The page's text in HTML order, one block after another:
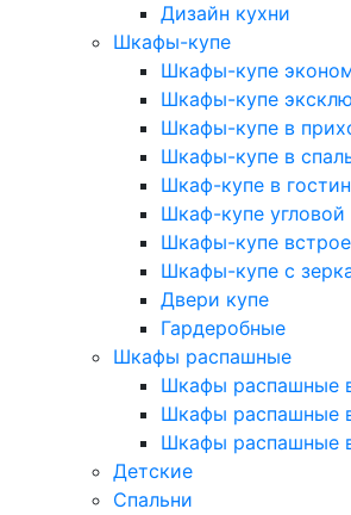
Дизайн кухни
Шкафы-купе
Шкафы-купе
Шкафы-купе
Шкафы-купе в
Шкафы-купе в
Шкаф-купе в
Шкаф-купе угловой
Шкафы-купе
Шкафы-купе с
Двери купе
Гардеробные
Шкафы распашные
Шкафы распашные
Шкафы распашные
Шкафы распашные
Детские
Спальни